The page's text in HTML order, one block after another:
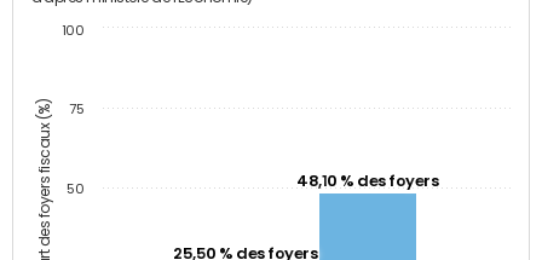
Part des foyers fiscaux (%) 25,50 % des foyers
48,10 % des foyers
50
75
100